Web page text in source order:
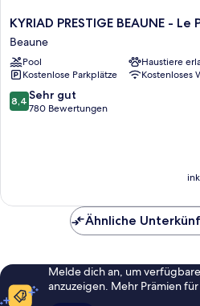
KYRIAD
PRESTIGE
BEAUNE
-
Le
Panorama
Beaune
KYRIAD PRESTIGE BEAUNE - Le
Beaune
Pool
Haustiere
Kostenlose Parkplätze
Kostenloses
8.4
von
8,4 Sehr gut
780 Bewertungen
Ähnliche
Melde dich an, um
anzuzeigen. Mehr Prämien